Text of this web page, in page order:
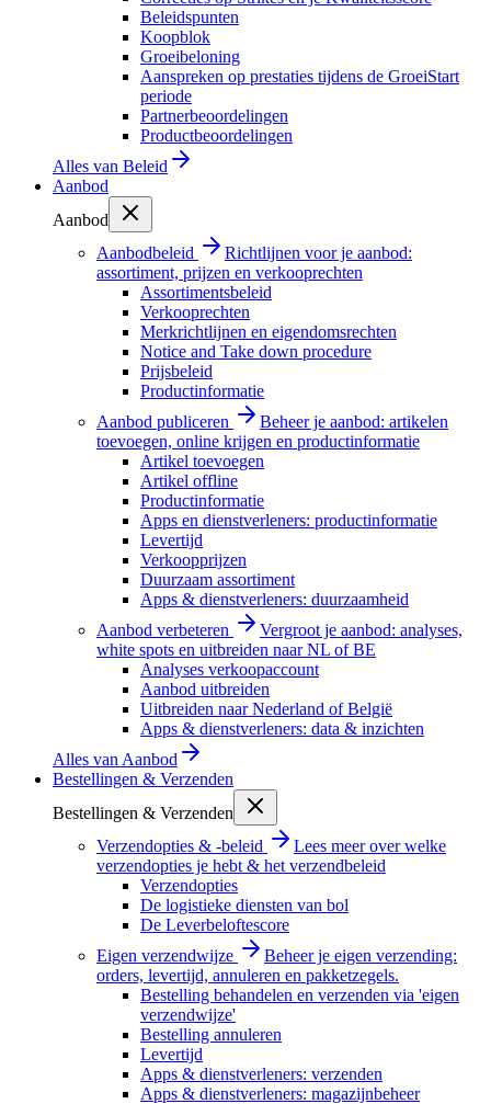
Beleidspunten
Koopblok
Groeibeloning
Aanspreken op prestaties tijdens de GroeiStart
periode
Partnerbeoordelingen
Productbeoordelingen
Alles van Beleid
Aanbod
Aanbod
Aanbodbeleid
Richtlijnen voor je aanbod:
assortiment, prijzen en verkooprechten
Assortimentsbeleid
Verkooprechten
Merkrichtlijnen en eigendomsrechten
Notice and Take down procedure
Prijsbeleid
Productinformatie
Aanbod publiceren
Beheer je aanbod: artikelen
toevoegen, online krijgen en productinformatie
Artikel toevoegen
Artikel offline
Productinformatie
Apps en dienstverleners: productinformatie
Levertijd
Verkoopprijzen
Duurzaam assortiment
Apps & dienstverleners: duurzaamheid
Aanbod verbeteren
Vergroot je aanbod: analyses,
white spots en uitbreiden naar NL of BE
Analyses verkoopaccount
Aanbod uitbreiden
Uitbreiden naar Nederland of België
Apps & dienstverleners: data & inzichten
Alles van Aanbod
Bestellingen & Verzenden
Bestellingen & Verzenden
Verzendopties & -beleid
Lees meer over welke
verzendopties je hebt & het verzendbeleid
Verzendopties
De logistieke diensten van bol
De Leverbeloftescore
Eigen verzendwijze
Beheer je eigen verzending:
orders, levertijd, annuleren en pakketzegels.
Bestelling behandelen en verzenden via 'eigen
verzendwijze'
Bestelling annuleren
Levertijd
Apps & dienstverleners: verzenden
Apps & dienstverleners: magazijnbeheer